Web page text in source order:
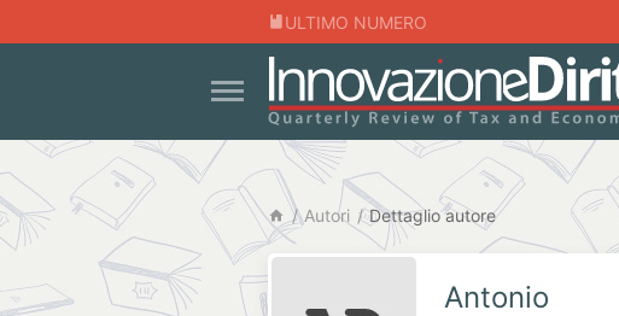
ULTIMO NUMERO
Autori Dettaglio autore
Antonio